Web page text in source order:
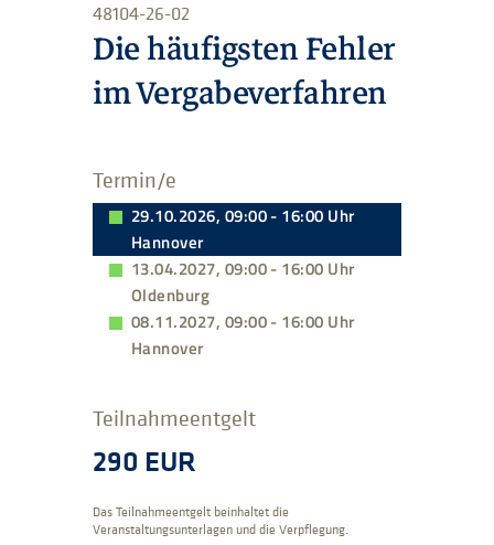
48104-26-02
Die häufigsten Fehler
im Vergabeverfahren
Termin/e
29.10.2026, 09:00 - 16:00 Uhr
Hannover
13.04.2027, 09:00 - 16:00 Uhr
Oldenburg
08.11.2027, 09:00 - 16:00 Uhr
Hannover
Teilnahmeentgelt
290 EUR
Das Teilnahmeentgelt beinhaltet die
Veranstaltungsunterlagen und die Verpflegung.